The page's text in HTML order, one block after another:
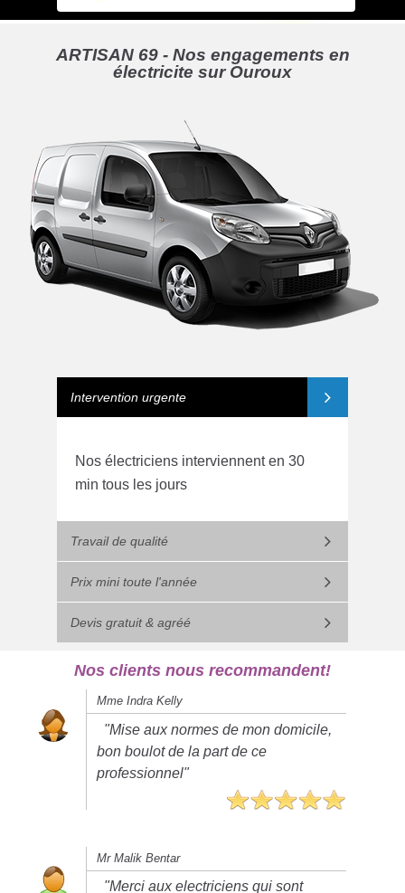
ARTISAN 69 - Nos engagements en
électricite sur Ouroux
Intervention urgente
Nos électriciens interviennent en 30
min tous les jours
Travail de qualité
Prix mini toute l'année
Devis gratuit & agréé
Nos clients nous recommandent!
Mme Indra Kelly
"Mise aux normes de mon domicile,
bon boulot de la part de ce
professionnel"
Mr Malik Bentar
"Merci aux electriciens qui sont